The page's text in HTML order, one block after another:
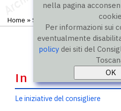
nella pagina
Per informazioni sui
eventualmente
policy dei siti del
Home » Storico IX legislatura»
In evidenza
Le iniziative del consigliere